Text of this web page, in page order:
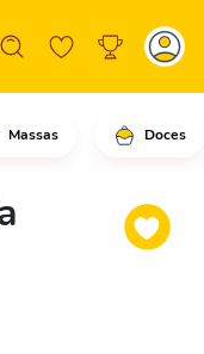
Massas Doces
melancia no